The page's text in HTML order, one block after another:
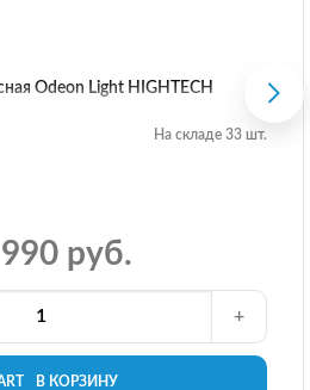
Odeon Light HIGHTECH
На складе 33 шт.
руб.
В КОРЗИНУ
+